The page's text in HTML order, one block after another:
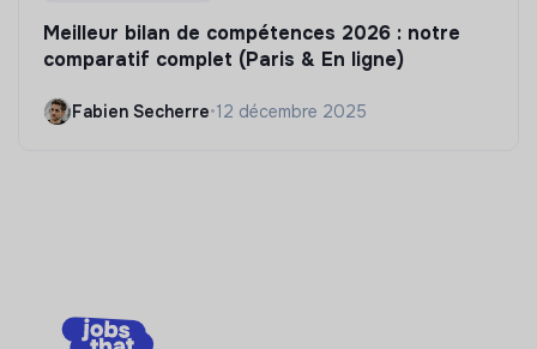
Meilleur bilan de compétences 2026 : notre
comparatif complet (Paris & En ligne)
Fabien Secherre•12 décembre 2025